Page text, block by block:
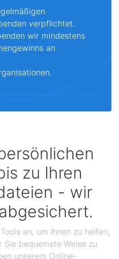
verpflichtet.
wir mindestens
an
zu Ihren
- wir
an, um Ihnen zu helfen,
bequemste Weise zu
unserem Online-